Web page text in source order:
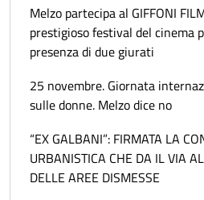
Melzo partecipa al GIFFONI
prestigioso festival del cinema
presenza di due giurati
25 novembre. Giornata
sulle donne. Melzo dice no
“EX GALBANI”: FIRMATA LA
URBANISTICA CHE DA IL VIA
DELLE AREE DISMESSE